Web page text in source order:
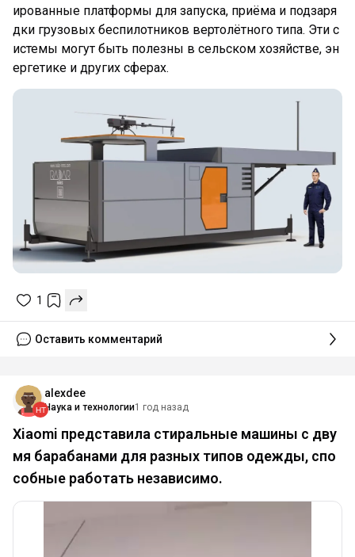
ированные платформы для запуска, приёма и подзаря
дки грузовых беспилотников вертолётного типа. Эти с
истемы могут быть полезны в сельском хозяйстве, эн
ергетике и других сферах.
1
Оставить комментарий
alexdee
Наука и технологии1 год назад
Xiaomi представила стиральные машины с дву
мя барабанами для разных типов одежды, спо
собные работать независимо.